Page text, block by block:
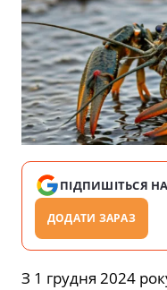
ПІДПИШІТЬСЯ НА
ДОДАТИ ЗАРАЗ
З 1 грудня 2024